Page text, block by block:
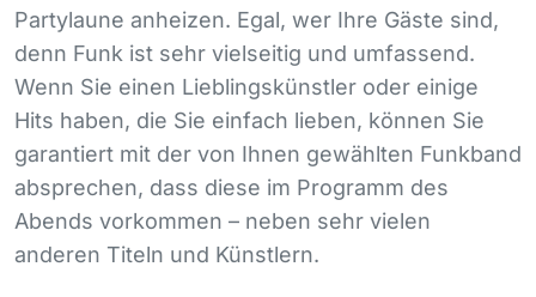
Partylaune anheizen. Egal, wer Ihre Gäste sind,
denn Funk ist sehr vielseitig und umfassend.
Wenn Sie einen Lieblingskünstler oder einige
Hits haben, die Sie einfach lieben, können Sie
garantiert mit der von Ihnen gewählten Funkband
absprechen, dass diese im Programm des
Abends vorkommen – neben sehr vielen
anderen Titeln und Künstlern.